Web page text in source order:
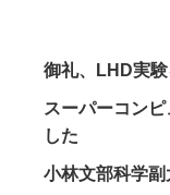
御礼、LHD実
スーパーコン
した
小林文部科学